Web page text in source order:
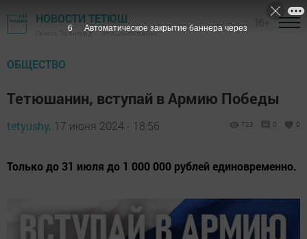
НОВОСТИ ТЕТЮШ
Газета "Авангард" - Тетюшский район
ОБЩЕСТВО
Тетюшанин, вступай в Армию Победы
tetyushy, 17 июня 2024 - 18:56 723 0 0
Только до 31 июля до 1 000 000 рублей единовременно.
5 Автоматическое закрытие баннера через